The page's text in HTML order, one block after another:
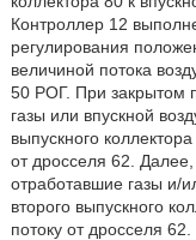
Контроллер 12
регулирования
величиной потока
50 РОГ. При закрытом
газы или впускной
выпускного
от дросселя 62.
отработавшие газы и/
второго выпускного
потоку от дросселя